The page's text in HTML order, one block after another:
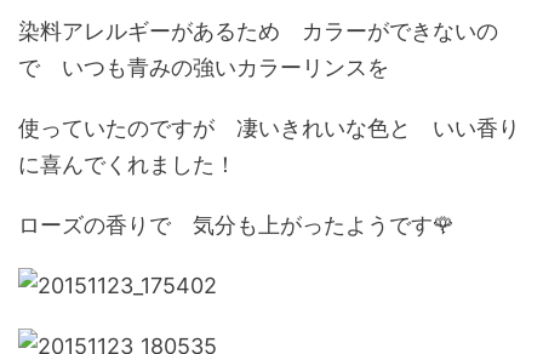
染料アレルギーがあるため カラーができないの
で いつも青みの強いカラーリンスを
使っていたのですが 凄いきれいな色と いい香り
に喜んでくれました！
ローズの香りで 気分も上がったようです🌹